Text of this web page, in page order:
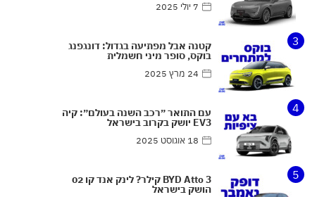
7 יולי 2025
3 קטנה אבל מפתיעה בגדול: דונגפנג
בוקס, סופר מיני חשמלית
24 מרץ 2025
4 עם התואר ״רכב השנה בעולם״: קיה
EV3 יושק בקרוב בישראל
18 אוגוסט 2025
5 BYD Atto 3 קילר? לינק אנד קו 02
הושק בישראל